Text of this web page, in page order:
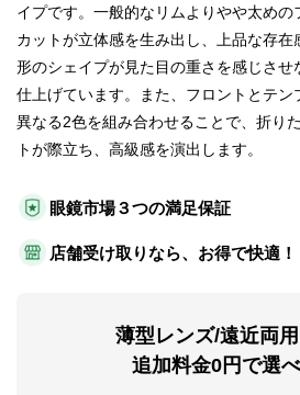
眼鏡市場３つの満足保証
店舗受け取りなら、お得で快適！
薄型レンズ/遠近両
追加料金0円で選
イプです。一般的なリムよりやや太め
カットが立体感を生み出し、上品な存在
形のシェイプが見た目の重さを感じさせ
仕上げています。また、フロントとテン
異なる2色を組み合わせることで、折り
トが際立ち、高級感を演出します。